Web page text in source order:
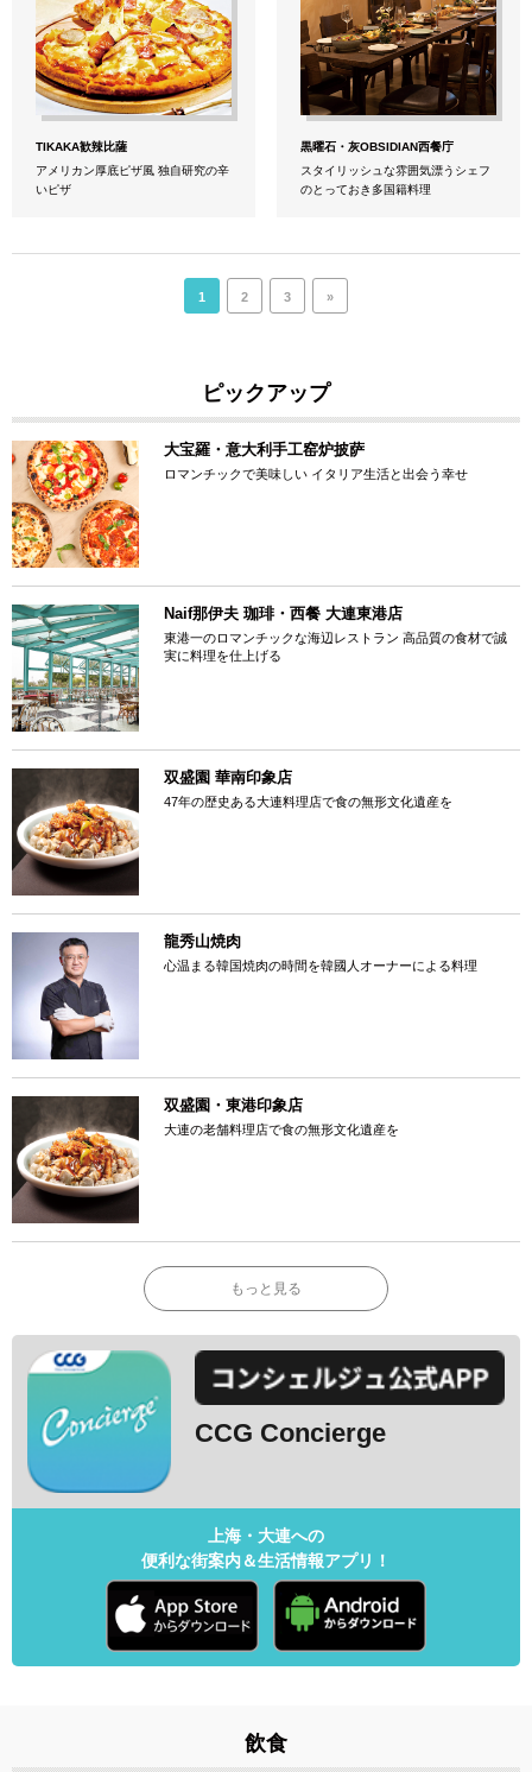
TIKAKA歓辣比薩
アメリカン厚底ピザ風 独自研究の辛
いピザ
黒曜石・灰OBSIDIAN西餐庁
スタイリッシュな雰囲気漂うシェフ
のとっておき多国籍料理
1 2 3 »
ピックアップ
大宝羅・意大利手工窑炉披萨
ロマンチックで美味しい イタリア生活と出会う幸せ
Naif那伊夫 珈琲・西餐 大連東港店
東港一のロマンチックな海辺レストラン 高品質の食材で誠
実に料理を仕上げる
双盛園 華南印象店
47年の歴史ある大連料理店で食の無形文化遺産を
龍秀山焼肉
心温まる韓国焼肉の時間を韓國人オーナーによる料理
双盛園・東港印象店
大連の老舗料理店で食の無形文化遺産を
もっと見る
CCG Concierge
上海・大連への
便利な街案内＆生活情報アプリ！
飲食